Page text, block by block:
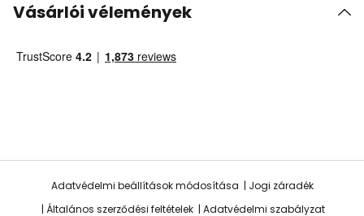
Vásárlói vélemények
Adatvédelmi beállítások módosítása
Jogi záradék
Általános szerződési feltételek
Adatvédelmi szabályzat